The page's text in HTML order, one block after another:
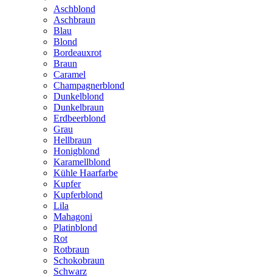
Aschblond
Aschbraun
Blau
Blond
Bordeauxrot
Braun
Caramel
Champagnerblond
Dunkelblond
Dunkelbraun
Erdbeerblond
Grau
Hellbraun
Honigblond
Karamellblond
Kühle Haarfarbe
Kupfer
Kupferblond
Lila
Mahagoni
Platinblond
Rot
Rotbraun
Schokobraun
Schwarz